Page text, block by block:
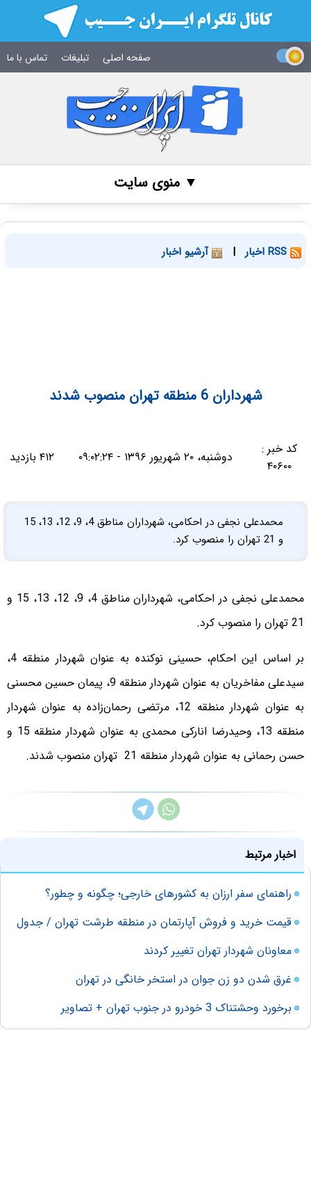
صفحه اصلی تبلیغات تماس با ما
▼ منوی سایت
| آرشیو اخبار
شهرداران 6 منطقه تهران منصوب شدند
کد خبر :
۴۰۶۰۰
دوشنبه، ۲۰ شهریور ۱۳۹۶ - ۰۹:۰۲:۲۴ ۴۱۲ بازدید
محمدعلی نجفی در احکامی، شهرداران مناطق 4، 9، 12، 13، 15
و 21 تهران را منصوب کرد.
محمدعلی نجفی در احکامی، شهرداران مناطق 4، 9، 12، 13، 15 و
21 تهران را منصوب کرد.
بر اساس این احکام، حسینی نوکنده به عنوان شهردار منطقه 4،
سیدعلی مفاخریان به عنوان شهردار منطقه 9، پیمان حسین محسنی
به عنوان شهردار منطقه 12، مرتضی رحمان‌زاده به عنوان شهردار
منطقه 13، وحیدرضا انارکی محمدی به عنوان شهردار منطقه 15 و
حسن رحمانی به عنوان شهردار منطقه 21 تهران منصوب شدند.
اخبار مرتبط
راهنمای سفر ارزان به کشورهای خارجی؛ چگونه و چطور؟
قیمت خريد و فروش آپارتمان در منطقه طرشت تهران / جدول
معاونان شهردار تهران تغییر کردند
غرق شدن دو زن جوان در استخر خانگی در تهران
برخورد وحشتناک 3 خودرو در جنوب تهران + تصاویر